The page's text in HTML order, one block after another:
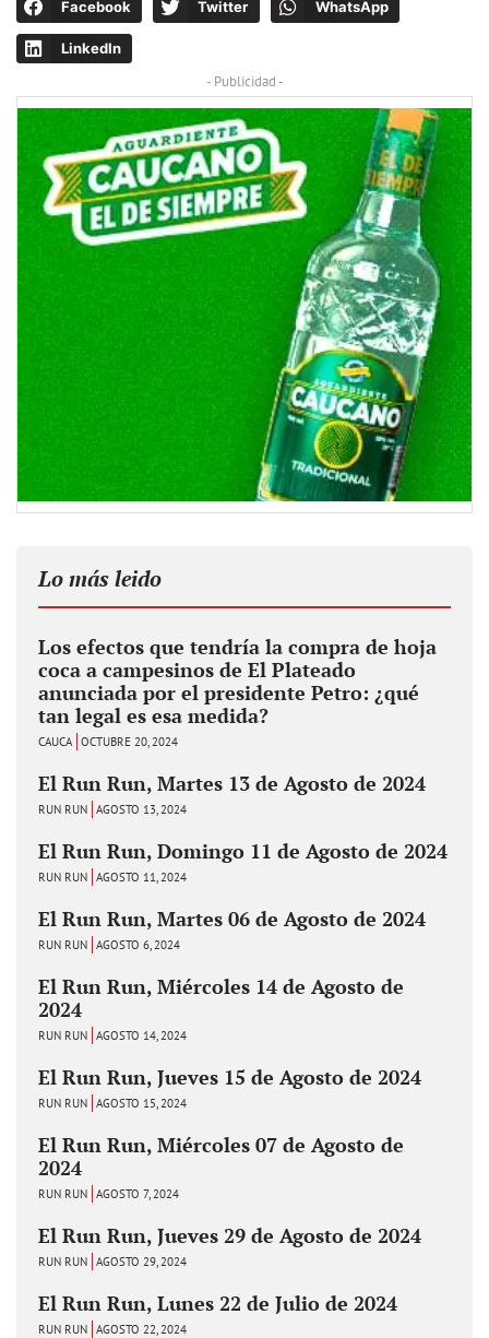
Facebook Twitter WhatsApp
LinkedIn
- Publicidad -
Lo más leido
Los efectos que tendría la compra de hoja
coca a campesinos de El Plateado
anunciada por el presidente Petro: ¿qué
tan legal es esa medida?
CAUCA OCTUBRE 20, 2024
El Run Run, Martes 13 de Agosto de 2024
RUN RUN AGOSTO 13, 2024
El Run Run, Domingo 11 de Agosto de 2024
RUN RUN AGOSTO 11, 2024
El Run Run, Martes 06 de Agosto de 2024
RUN RUN AGOSTO 6, 2024
El Run Run, Miércoles 14 de Agosto de
2024
RUN RUN AGOSTO 14, 2024
El Run Run, Jueves 15 de Agosto de 2024
RUN RUN AGOSTO 15, 2024
El Run Run, Miércoles 07 de Agosto de
2024
RUN RUN AGOSTO 7, 2024
El Run Run, Jueves 29 de Agosto de 2024
RUN RUN AGOSTO 29, 2024
El Run Run, Lunes 22 de Julio de 2024
RUN RUN AGOSTO 22, 2024